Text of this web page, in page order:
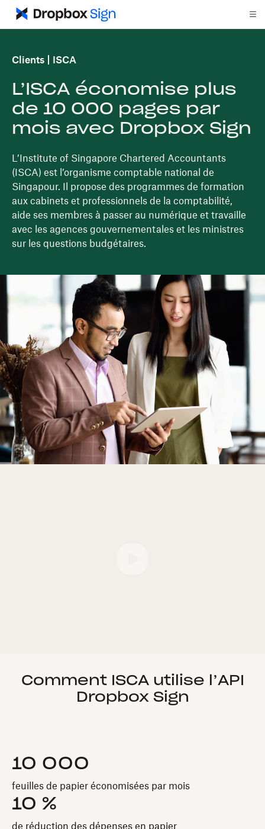
Clients ISCA
L’ISCA économise plus
de 10 000 pages par
mois avec Dropbox Sign
L’Institute of Singapore Chartered Accountants
(ISCA) est l’organisme comptable national de
Singapour. Il propose des programmes de formation
aux cabinets et professionnels de la comptabilité,
aide ses membres à passer au numérique et travaille
avec les agences gouvernementales et les ministres
sur les questions budgétaires.
Comment ISCA utilise l’API
Dropbox Sign
10 000
feuilles de papier économisées par mois
10 %
de réduction des dépenses en papier